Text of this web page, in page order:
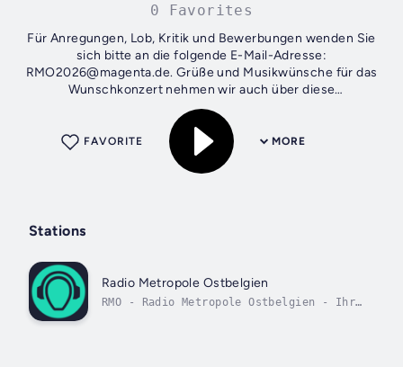
0 Favorites
Für Anregungen, Lob, Kritik und Bewerbungen wenden Sie
sich bitte an die folgende E-Mail-Adresse:
RMO2026@magenta.de. Grüße und Musikwünsche für das
Wunschkonzert nehmen wir auch über diese
E‑Mail‑Adresse entgegen.
MORE
FAVORITE
Stations
Radio Metropole Ostbelgien
RMO - Radio Metropole Ostbelgien - Ihr